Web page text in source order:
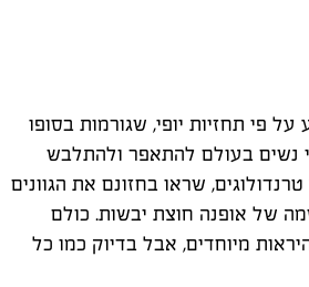
פי תחזיות יופי, שגורמות בסופו
נשים בעולם להתאפר ולהתלבש
שראו בחזונם את הגוונים
של אופנה חוצת יבשות. כולם
מיוחדים, אבל בדיוק כמו כל